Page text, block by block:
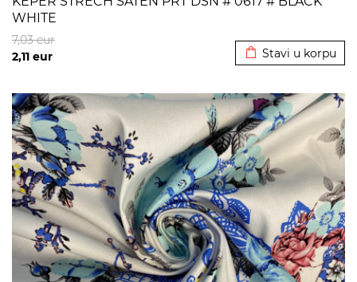
WHITE
2,11 eur
7,03eur
Stavi u korpu